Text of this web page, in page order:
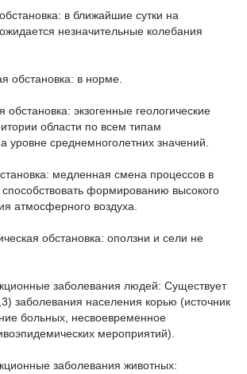
в ближайшие сутки на
незначительные колебания
обстановка: в норме.
обстановка: экзогенные геологические
области по всем типам
уровне среднемноголетних значений.
медленная смена процессов в
формированию высокого
атмосферного воздуха.
обстановка: оползни и сели не
заболевания людей: Существует
заболевания населения корью (источник
больных, несвоевременное
мероприятий).
заболевания животных: